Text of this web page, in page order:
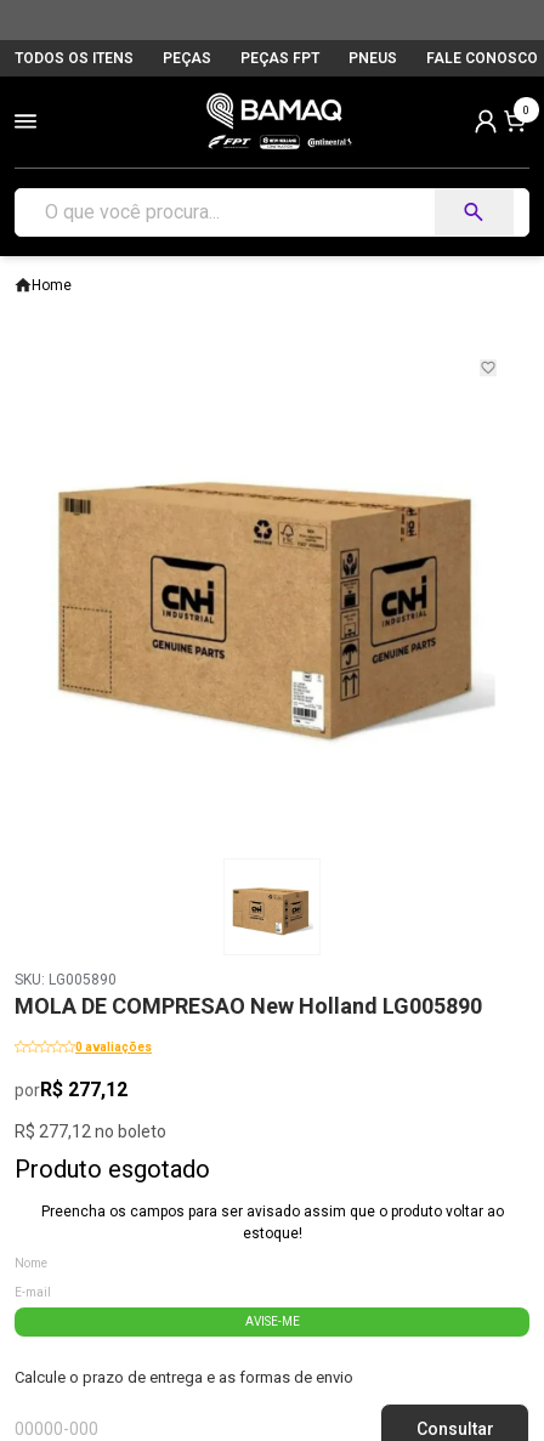
TODOS OS ITENS PEÇAS PEÇAS FPT PNEUS FALE CONOSCO
0
Home
SKU: LG005890
MOLA DE COMPRESAO New Holland LG005890
0 avaliações
porR$ 277,12
R$ 277,12 no boleto
Produto esgotado
Preencha os campos para ser avisado assim que o produto voltar ao
estoque!
AVISE-ME
Calcule o prazo de entrega e as formas de envio